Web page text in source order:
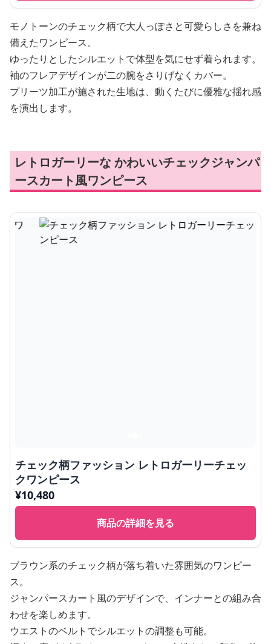
モノトーンのチェック柄で大人っぽさと可愛らしさを兼ね
備えたワンピース。
ゆったりとしたシルエットで体型を気にせず着られます。
袖のフレアデザインが二の腕をさりげなくカバー。
プリーツ加工が施された生地は、動くたびに優雅な揺れ感
を演出します。
レトロガーリーな かわいいチェックジャンパ
ースカート風ワンピース
チェック柄ファッション レトロガーリーチェッ
クワンピース
¥10,480
商品の詳細を見る
ブラウン系のチェック柄が落ち着いた雰囲気のワンピー
ス。
ジャンパースカート風のデザインで、インナーとの組み合
わせを楽しめます。
ウエストのベルトでシルエットの調整も可能。